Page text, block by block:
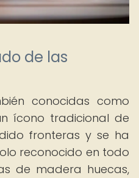
de las
conocidas como
ícono tradicional de
fronteras y se ha
reconocido en todo
de madera huecas,